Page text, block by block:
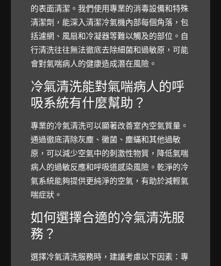
的表面清潔。我們使用專業的消毒設備和特殊
清潔劑，能深入清潔冷氣機內部每個角落，包
括濾網、風扇和冷凝器等難以觸及的部位。自
行清洗往往無法徹底去除細菌和過敏原，可能
會對氣喘病人的健康造成潛在風險。
冷氣清洗能對氣喘病人的呼
吸系統有什麼幫助？
專業的冷氣清洗可以顯著改善室內空氣質量。
通過徹底清除灰塵、黴菌、塵蟎和其他過敏
原，可以減少空氣中的刺激性物質，降低氣喘
病人的過敏反應和呼吸道感染風險。乾淨的冷
氣系統能夠提供更純淨的空氣，有助於減輕氣
喘症狀。
如何選擇合適的冷氣清洗服
務？
選擇冷氣清洗服務時，建議考慮以下因素：專